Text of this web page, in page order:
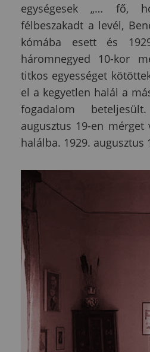
egységesek „… fő,
félbeszakadt a levél,
kómába esett és
háromnegyed 10-kor
titkos egyességet
el a kegyetlen halál a
fogadalom
augusztus 19-en
halálba. 1929.